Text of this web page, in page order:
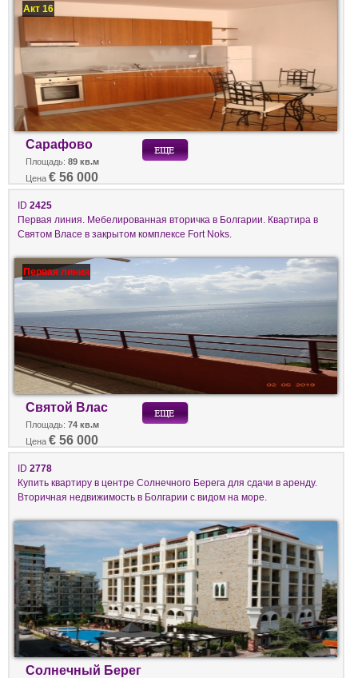
Акт 16
Сарафово
Площадь: 89 кв.м
Цена € 56 000
ID 2425
Первая линия. Мебeлированная вторичка в Болгарии. Квартира в
Святом Власе в закрытом комплексе Fort Noks.
Первая линия
Святой Влас
Площадь: 74 кв.м
Цена € 56 000
ID 2778
Купить квартиру в центре Солнечного Берега для сдачи в аренду.
Вторичная недвижимость в Болгарии с видом на море.
Солнечный Берег